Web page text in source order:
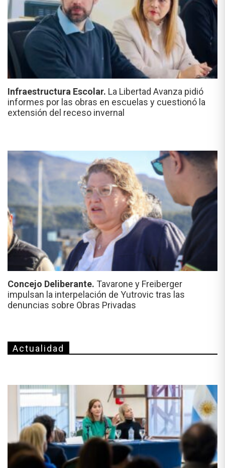
Infraestructura Escolar. La Libertad Avanza pidió
informes por las obras en escuelas y cuestionó la
extensión del receso invernal
Concejo Deliberante. Tavarone y Freiberger
impulsan la interpelación de Yutrovic tras las
denuncias sobre Obras Privadas
Actualidad